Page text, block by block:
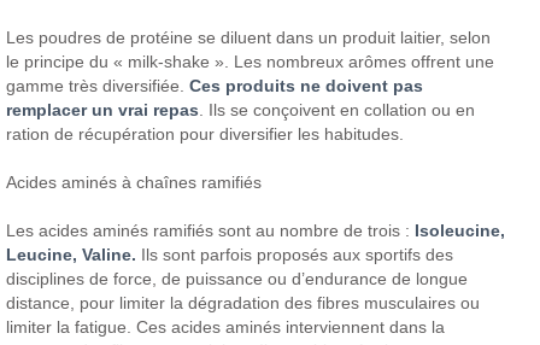
Les poudres de protéine se diluent dans un produit laitier, selon
le principe du « milk-shake ». Les nombreux arômes offrent une
gamme très diversifiée.Ces produits ne doivent pas
remplacer un vrai repas . Ils se conçoivent en collation ou en
ration de récupération pour diversifier les habitudes.
Acides aminés à chaînes ramifiés
Les acides aminés ramifiés sont au nombre de trois : Isoleucine,
Leucine, Valine. Ils sont parfois proposés aux sportifs des
disciplines de force, de puissance ou d’endurance de longue
distance, pour limiter la dégradation des fibres musculaires ou
limiter la fatigue. Ces acides aminés interviennent dans la